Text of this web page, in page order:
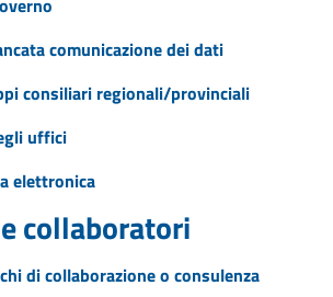
comunicazione dei dati
consiliari regionali/provinciali
uffici
elettronica
collaboratori
di collaborazione o consulenza